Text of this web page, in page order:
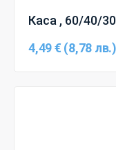
Каса , 60/40/
4,49 € (8,78 лв.)